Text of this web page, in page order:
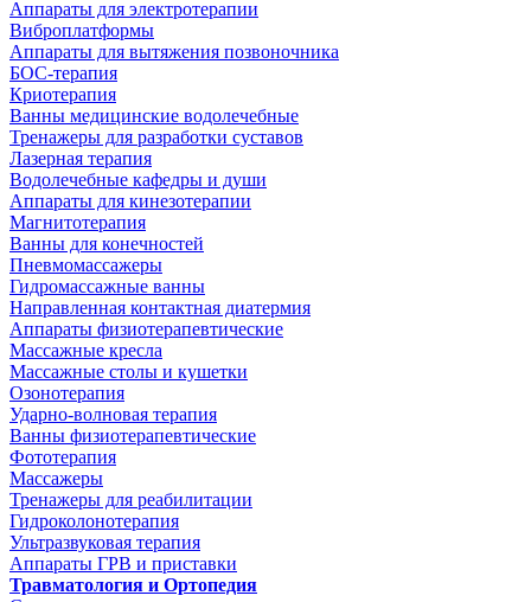
Аппараты для электротерапии
Виброплатформы
Аппараты для вытяжения позвоночника
БОС-терапия
Криотерапия
Ванны медицинские водолечебные
Тренажеры для разработки суставов
Лазерная терапия
Водолечебные кафедры и души
Аппараты для кинезотерапии
Магнитотерапия
Ванны для конечностей
Пневмомассажеры
Гидромассажные ванны
Направленная контактная диатермия
Аппараты физиотерапевтические
Массажные кресла
Массажные столы и кушетки
Озонотерапия
Ударно-волновая терапия
Ванны физиотерапевтические
Фототерапия
Массажеры
Тренажеры для реабилитации
Гидроколонотерапия
Ультразвуковая терапия
Аппараты ГРВ и приставки
Травматология и Ортопедия